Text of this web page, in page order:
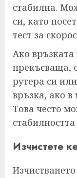
стабилна.
си, като
тест за
Ако
прекъсваща,
рутера си
връзка, ако в
Това често
Изчистете